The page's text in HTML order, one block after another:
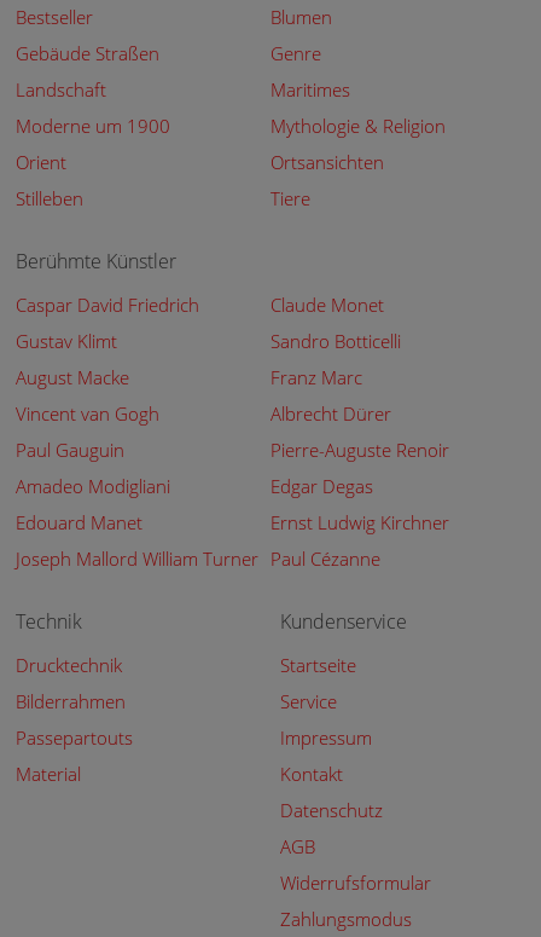
Bestseller
Blumen
Gebäude Straßen
Genre
Landschaft
Maritimes
Moderne um 1900
Mythologie & Religion
Orient
Ortsansichten
Stilleben
Tiere
Berühmte Künstler
Caspar David Friedrich
Claude Monet
Gustav Klimt
Sandro Botticelli
August Macke
Franz Marc
Vincent van Gogh
Albrecht Dürer
Paul Gauguin
Pierre-Auguste Renoir
Amadeo Modigliani
Edgar Degas
Edouard Manet
Ernst Ludwig Kirchner
Joseph Mallord William Turner Paul Cézanne
Technik
Drucktechnik
Bilderrahmen
Passepartouts
Material
Kundenservice
Startseite
Service
Impressum
Kontakt
Datenschutz
AGB
Widerrufsformular
Zahlungsmodus